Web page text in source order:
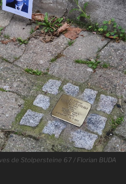
de Stolpersteine 67 / Florian BUDA